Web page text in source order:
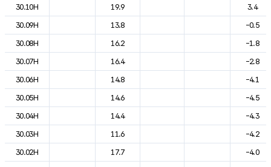
30.10H
19.9
3.4
30.09H
13.8
-0.5
30.08H
16.2
-1.8
30.07H
16.4
-2.8
30.06H
14.8
-4.1
30.05H
14.6
-4.5
30.04H
14.4
-4.3
30.03H
11.6
-4.2
30.02H
17.7
-4.0